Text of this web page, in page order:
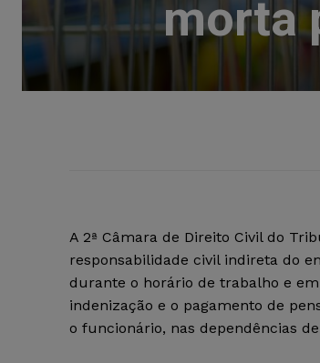
morta
A 2ª Câmara de Direito Civil do
responsabilidade civil indireta do
durante o horário de trabalho e
indenização e o pagamento de
o funcionário, nas dependências